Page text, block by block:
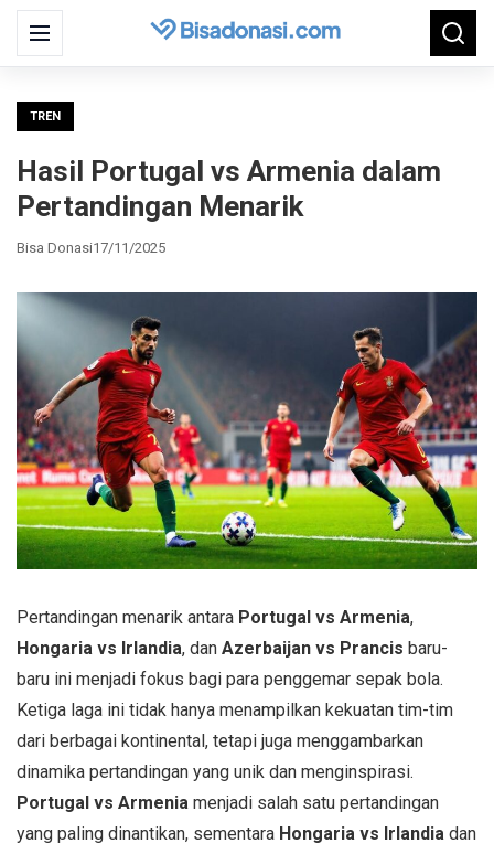
Menu
Search
for:
TREN
Hasil Portugal vs Armenia dalam
Pertandingan Menarik
Bisa Donasi17/11/2025
Pertandingan menarik antara Portugal vs Armenia,
Hongaria vs Irlandia, dan Azerbaijan vs Prancis baru-
baru ini menjadi fokus bagi para penggemar sepak bola.
Ketiga laga ini tidak hanya menampilkan kekuatan tim-tim
dari berbagai kontinental, tetapi juga menggambarkan
dinamika pertandingan yang unik dan menginspirasi.
Portugal vs Armenia menjadi salah satu pertandingan
yang paling dinantikan, sementara Hongaria vs Irlandia dan